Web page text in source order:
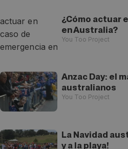
¿Cómo actuar
en Australia?
You Too Project
Anzac Day: el
australianos
You Too Project
La Navidad
y a la playa!